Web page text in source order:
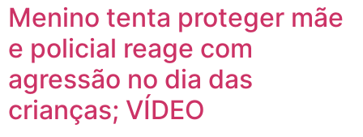
Menino tenta proteger mãe
e policial reage com
agressão no dia das
crianças; VÍDEO